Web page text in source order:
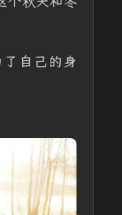
自己的身